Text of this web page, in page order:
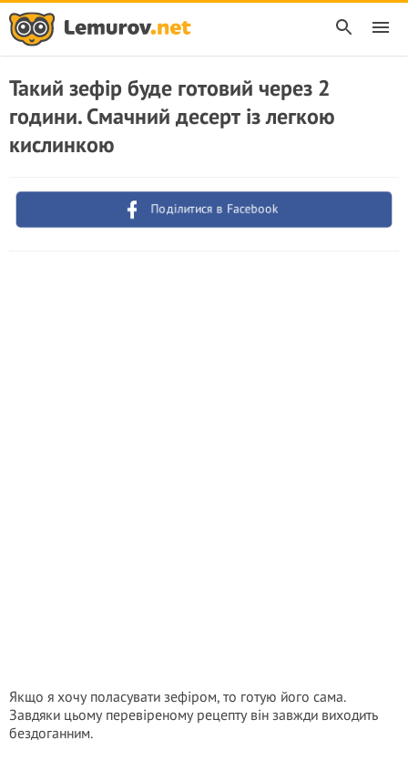
Такий зефір буде готовий через 2
години. Смачний десерт із легкою
кислинкою
Поділитися в Facebook
Якщо я хочу поласувати зефіром, то готую його сама.
Завдяки цьому перевіреному рецепту він завжди виходить
бездоганним.